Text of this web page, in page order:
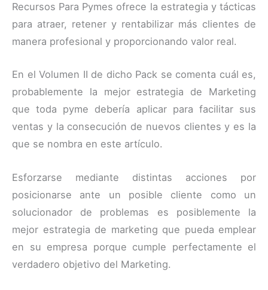
Recursos Para Pymes ofrece la estrategia y tácticas
para atraer, retener y rentabilizar más clientes de
manera profesional y proporcionando valor real.
En el Volumen II de dicho Pack se comenta cuál es,
probablemente la mejor estrategia de Marketing
que toda pyme debería aplicar para facilitar sus
ventas y la consecución de nuevos clientes y es la
que se nombra en este artículo.
Esforzarse mediante distintas acciones por
posicionarse ante un posible cliente como un
solucionador de problemas es posiblemente la
mejor estrategia de marketing que pueda emplear
en su empresa porque cumple perfectamente el
verdadero objetivo del Marketing.